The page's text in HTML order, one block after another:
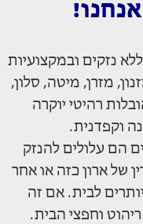
נזקים ובמקצועיות
מזרן, מיטה, סלון,
רהיטי יוקרה
וקפדנית.
הם עלולים להנזק
של ארון כזה או אחר
לבית. אם זה
וחפצי הבית.